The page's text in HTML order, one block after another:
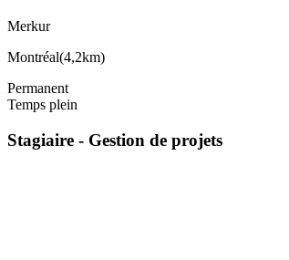
Merkur
Montréal(4,2km)
Permanent
Temps plein
Stagiaire - Gestion de projets